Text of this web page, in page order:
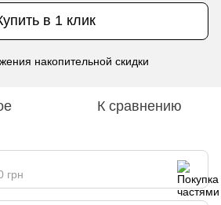
в 1 клик
накопительной скидки
К сравнению
грн